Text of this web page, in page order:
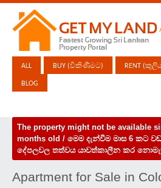
ALL BUY (විකිණීමට) RENT
BLOG
The property might not be available
months old / මෙම දැන්වීම මාස 6 කට
දේපලවල තත්වය යාවත්කාලීන කර
Apartment for Sale in